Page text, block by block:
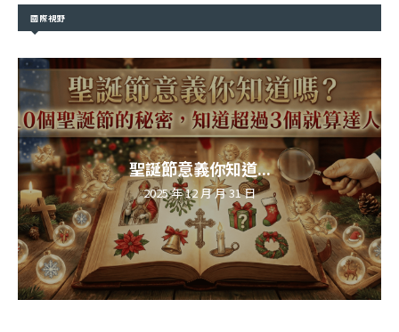
國際視野
聖誕節意義你知道...
2025 年 12 月 月 31 日